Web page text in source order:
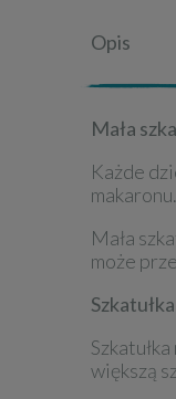
Opis
Mała
Każde
Mała
może
większą